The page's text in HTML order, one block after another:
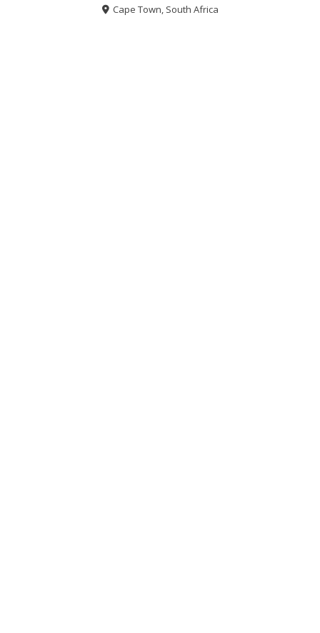
Cape Town, South Africa